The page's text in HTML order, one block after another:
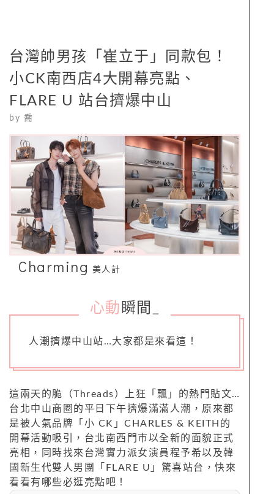
台灣帥男孩「崔立于」同款包！
小CK南西店4大開幕亮點、
FLARE U 站台擠爆中山
by 喬
Charming 美人計
心動 瞬間
人潮擠爆中山站…大家都是來看這！
這兩天的脆（Threads）上狂「飄」的熱門貼文…
台北中山商圈的平日下午擠爆滿滿人潮，原來都
是被人氣品牌「小 CK」CHARLES & KEITH的
開幕活動吸引，台北南西門市以全新的面貌正式
亮相，同時找來台灣實力派女演員程予希以及韓
國新生代雙人男團「FLARE U」驚喜站台，快來
看看有哪些必逛亮點吧！